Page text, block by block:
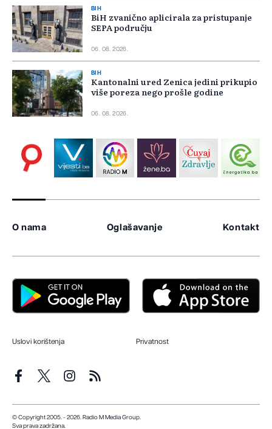
BIH
BiH zvanično aplicirala za pristupanje
SEPA području
06. 08. 2026.
BIH
Kantonalni ured Zenica jedini prikupio
više poreza nego prošle godine
06. 08. 2026.
O nama Oglašavanje Kontakt
Uslovi korištenja Privatnost
© Copyright 2005. - 2026. Radio M Media Group.
Sva prava zadržana.